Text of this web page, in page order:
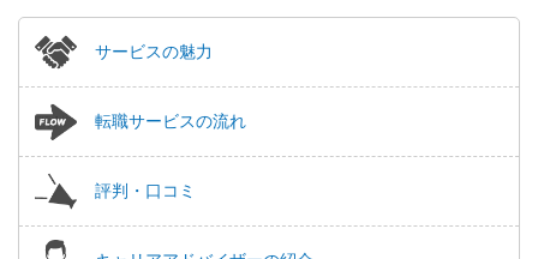
サービスの魅力
転職サービスの流れ
評判・口コミ